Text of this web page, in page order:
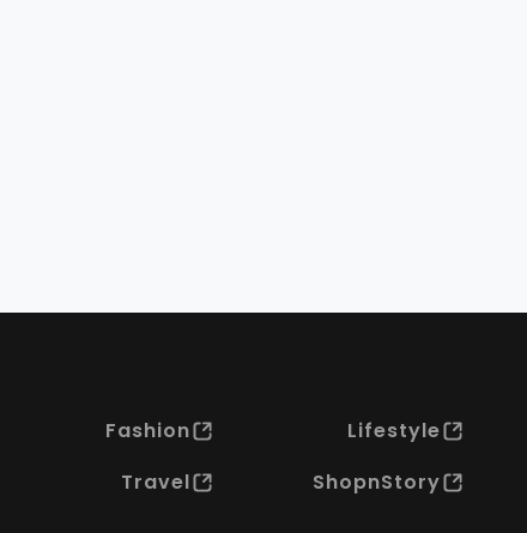
Fashion
Lifestyle
Travel
ShopnStory